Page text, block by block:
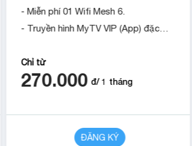
- Miễn phí 01 Wifi Mesh 6.
- Truyền hình MyTV VIP (App) đặc
- Tặng 1 tháng khi đóng cước trước
12 tháng.
Chỉ từ
270.000 đ/1 tháng
ĐĂNG KÝ